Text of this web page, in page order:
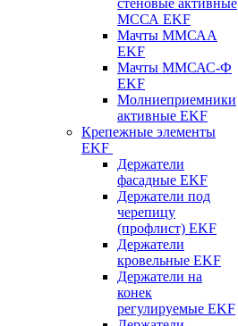
стеновые активные
МССА EKF
Мачты ММСАА
EKF
Мачты ММСАС-Ф
EKF
Молниеприемники
активные EKF
Крепежные элементы
EKF
Держатели
фасадные EKF
Держатели под
черепицу
(профлист) EKF
Держатели
кровельные EKF
Держатели на
конек
регулируемые EKF